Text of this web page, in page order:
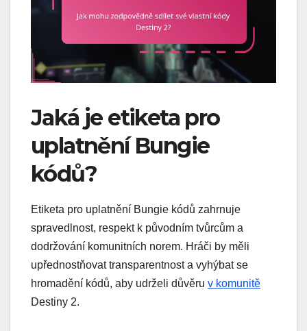
Jaká je etiketa pro
uplatnění Bungie
kódů?
Etiketa pro uplatnění Bungie kódů zahrnuje
spravedlnost, respekt k původním tvůrcům a
dodržování komunitních norem. Hráči by měli
upřednostňovat transparentnost a vyhýbat se
hromadění kódů, aby udrželi důvěru v komunitě
Destiny 2.